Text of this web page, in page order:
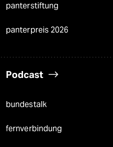
panterstiftung
panterpreis 2026
Podcast
bundestalk
fernverbindung